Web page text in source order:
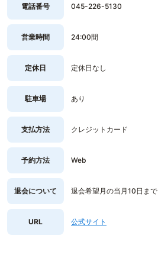
電話番号 045-226-5130
営業時間 24:00間
定休日 定休日なし
駐車場 あり
支払方法 クレジットカード
予約方法 Web
退会について 退会希望月の当月10日まで
URL 公式サイト